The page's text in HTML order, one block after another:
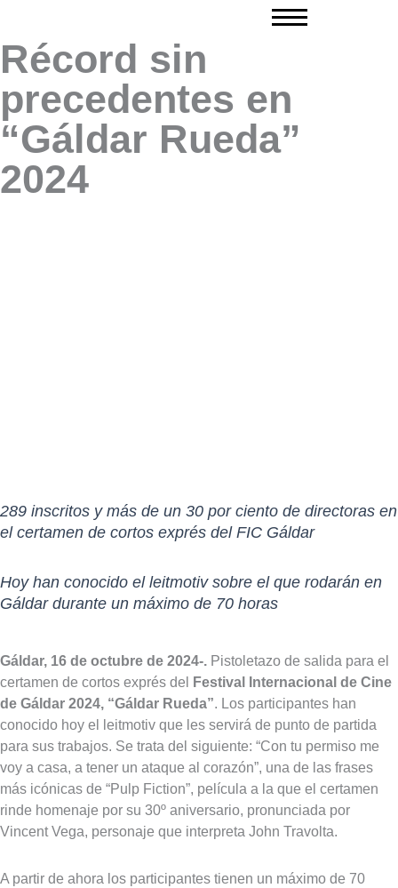
contenido
Récord sin
precedentes en
“Gáldar Rueda”
2024
289 inscritos y más de un 30 por ciento de directoras en
el certamen de cortos exprés del FIC Gáldar
Hoy han conocido el leitmotiv sobre el que rodarán en
Gáldar durante un máximo de 70 horas
Gáldar, 16 de octubre de 2024-. Pistoletazo de salida para el
certamen de cortos exprés del Festival Internacional de Cine
de Gáldar 2024, “Gáldar Rueda”. Los participantes han
conocido hoy el leitmotiv que les servirá de punto de partida
para sus trabajos. Se trata del siguiente: “Con tu permiso me
voy a casa, a tener un ataque al corazón”, una de las frases
más icónicas de “Pulp Fiction”, película a la que el certamen
rinde homenaje por su 30º aniversario, pronunciada por
Vincent Vega, personaje que interpreta John Travolta.
A partir de ahora los participantes tienen un máximo de 70